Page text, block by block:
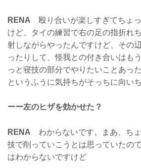
RENA 殴り合いが楽しすぎてちょ
けど、タイの練習で右の足の指折れ
射しながらやったんですけど、その
ったりして、怪我との付き合いはも
っと寝技の部分でやりたいことあっ
というふうに気持ちがそっちに向い
ーー左のヒザを効かせた？
RENA わからないです。まあ、ち
技で削っていこうとは思っていたの
はわからないですけど